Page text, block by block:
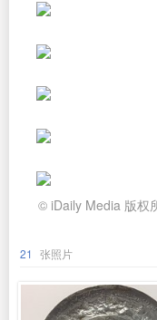
© iDaily Media 版权
21 张照片